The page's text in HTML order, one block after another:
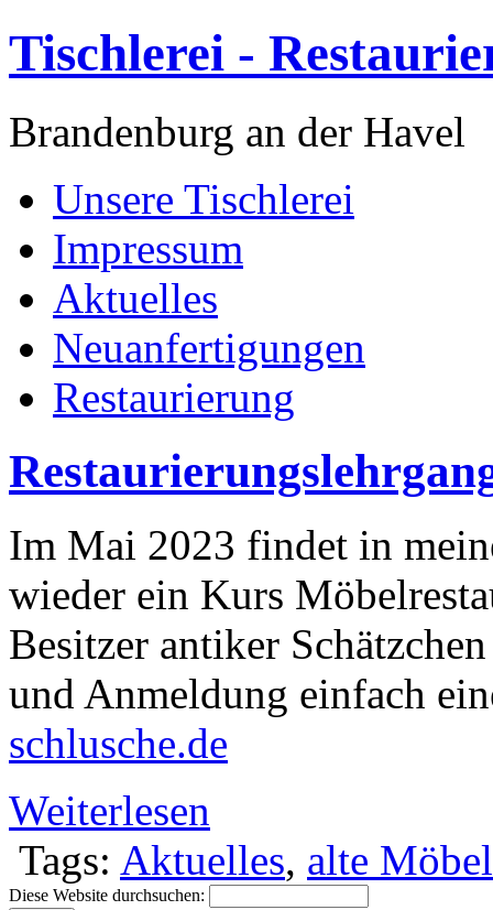
Tischlerei -
Brandenburg an der Havel
Unsere Tischlerei
Impressum
Aktuelles
Neuanfertigungen
Restaurierung
Im Mai 2023 findet in
wieder ein Kurs
Besitzer antiker
und Anmeldung einfach
schlusche.de
Weiterlesen
Tags: Aktuelles, alte Möbel
Diese Website durchsuchen: